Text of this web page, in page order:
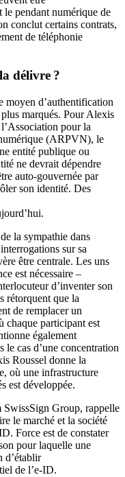
le pendant numérique de
conclut certains contrats,
de téléphonie
délivre ?
moyen d’authentification
marqués. Pour Alexis
pour la
(ARPVN), le
entité publique ou
ne devrait dépendre
auto-gouvernée par
son identité. Des
.
la sympathie dans
sur sa
être centrale. Les uns
est nécessaire –
d’inventer son
rétorquent que la
de remplacer un
chaque participant est
également
le cas d’une concentration
Roussel donne la
où une infrastructure
est développée.
SwissSign Group, rappelle
le marché et la société
Force est de constater
pour laquelle une
d’établir
de l’e-ID.